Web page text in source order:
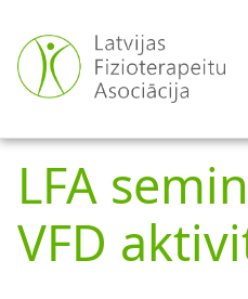
uz
galveno
saturu
LFA
VFD